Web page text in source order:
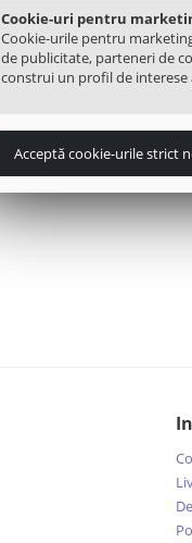
COM
Cookie-uri pentru
Cookie-urile pentru
de publicitate, parteneri de
construi un profil de
Acceptă cookie-urile strict